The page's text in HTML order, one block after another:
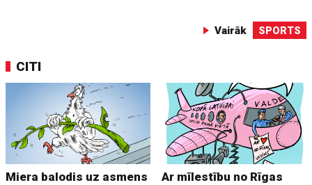
Vairāk SPORTS
CITI
Miera balodis uz asmens Ar mīlestību no Rīgas